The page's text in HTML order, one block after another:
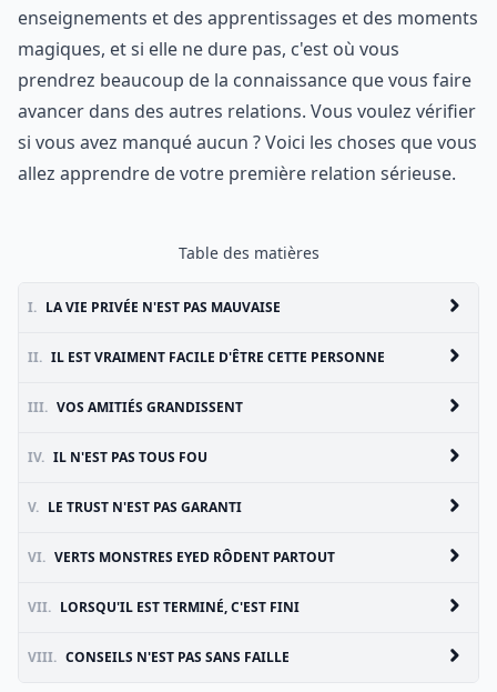
enseignements et des apprentissages et des moments
magiques, et si elle ne dure pas, c'est où vous
prendrez beaucoup de la connaissance que vous faire
avancer dans des autres relations. Vous voulez vérifier
si vous avez manqué aucun ? Voici les choses que vous
allez apprendre de votre première relation sérieuse.
Table des matières
I. LA VIE PRIVÉE N'EST PAS MAUVAISE
II. IL EST VRAIMENT FACILE D'ÊTRE CETTE PERSONNE
III. VOS AMITIÉS GRANDISSENT
IV. IL N'EST PAS TOUS FOU
V. LE TRUST N'EST PAS GARANTI
VI. VERTS MONSTRES EYED RÔDENT PARTOUT
VII. LORSQU'IL EST TERMINÉ, C'EST FINI
VIII. CONSEILS N'EST PAS SANS FAILLE